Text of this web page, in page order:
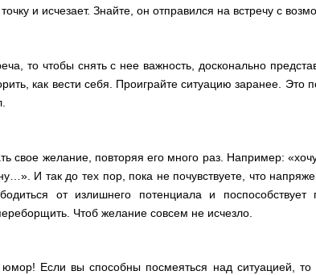
и исчезает. Знайте, он отправился на встречу с
то чтобы снять с нее важность, досконально
как вести себя. Проиграйте ситуацию заранее. Это
свое желание, повторяя его много раз. Например:
И так до тех пор, пока не почувствуете, что
от излишнего потенциала и
Чтоб желание совсем не исчезло.
Если вы способны посмеяться над ситуацией, то